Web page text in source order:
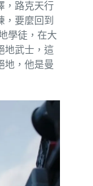
，路克天行
，要麼回到
學徒，在大
地武士，這
地，他是曼